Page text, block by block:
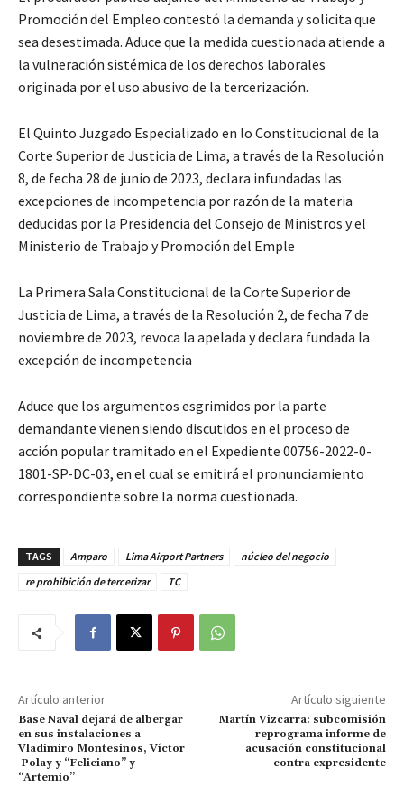
Promoción del Empleo contestó la demanda y solicita que
sea desestimada. Aduce que la medida cuestionada atiende a
la vulneración sistémica de los derechos laborales
originada por el uso abusivo de la tercerización.
El Quinto Juzgado Especializado en lo Constitucional de la
Corte Superior de Justicia de Lima, a través de la Resolución
8, de fecha 28 de junio de 2023, declara infundadas las
excepciones de incompetencia por razón de la materia
deducidas por la Presidencia del Consejo de Ministros y el
Ministerio de Trabajo y Promoción del Emple
La Primera Sala Constitucional de la Corte Superior de
Justicia de Lima, a través de la Resolución 2, de fecha 7 de
noviembre de 2023, revoca la apelada y declara fundada la
excepción de incompetencia
Aduce que los argumentos esgrimidos por la parte
demandante vienen siendo discutidos en el proceso de
acción popular tramitado en el Expediente 00756-2022-0-
1801-SP-DC-03, en el cual se emitirá el pronunciamiento
correspondiente sobre la norma cuestionada.
TAGS Amparo Lima Airport Partners
núcleo del negocio
re prohibición de tercerizar
TC
Artículo anterior
Base Naval dejará de albergar
en sus instalaciones a
Vladimiro Montesinos, Víctor
Polay y “Feliciano” y
“Artemio”
Artículo siguiente
Martín Vizcarra: subcomisión
reprograma informe de
acusación constitucional
contra expresidente